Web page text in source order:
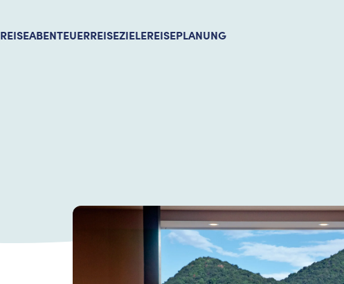
REISEABENTEUERREISEZIELEREISEPLANUNG